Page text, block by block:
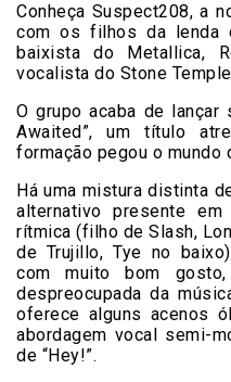
Conheça Suspect208, a
com os filhos da lenda
baixista do Metallica,
vocalista do Stone
O grupo acaba de lançar
Awaited”, um título
formação pegou o mundo
Há uma mistura distinta
alternativo presente
rítmica (filho de Slash,
de Trujillo, Tye no
com muito bom
despreocupada da
oferece alguns acenos
abordagem vocal semi-
de “Hey!”.